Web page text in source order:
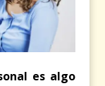
es algo